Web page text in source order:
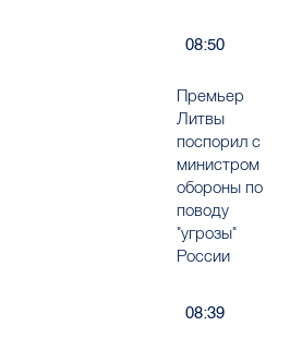
08:50
Премьер
Литвы
поспорил с
министром
обороны по
поводу
"угрозы"
России
08:39